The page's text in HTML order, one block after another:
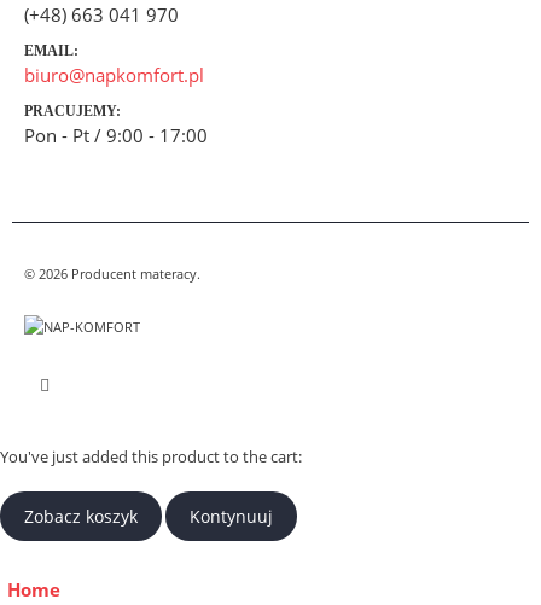
(+48) 663 041 970
EMAIL:
biuro@napkomfort.pl
PRACUJEMY:
Pon - Pt / 9:00 - 17:00
© 2026 Producent materacy.
You've just added this product to the cart:
Zobacz koszyk Kontynuuj
Home